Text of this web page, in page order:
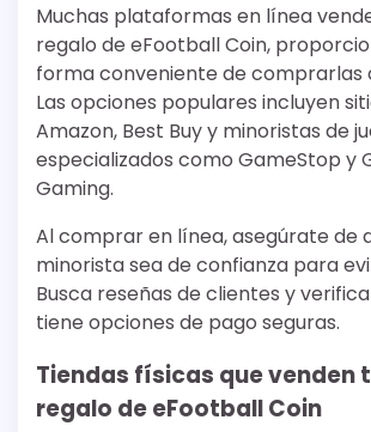
Muchas plataformas en línea
regalo de eFootball Coin,
forma conveniente de comprarlas
Las opciones populares incluyen
Amazon, Best Buy y minoristas de
especializados como GameStop y
Gaming.
Al comprar en línea, asegúrate de
minorista sea de confianza para
Busca reseñas de clientes y
tiene opciones de pago seguras.
Tiendas físicas que venden
regalo de eFootball Coin